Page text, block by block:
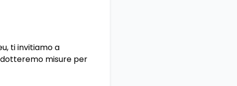
ti invitiamo a
misure per